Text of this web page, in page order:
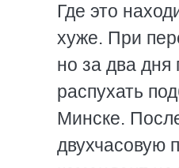
Где это
хуже. При
но за два
распухать
Минске.
двухчасовую